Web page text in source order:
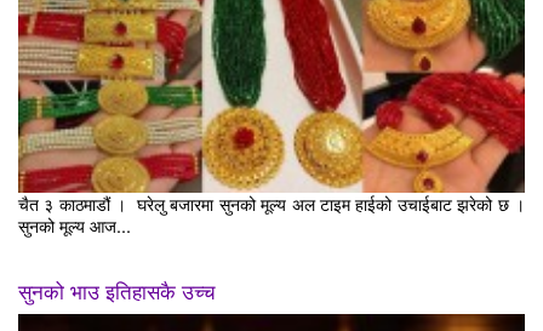
चैत ३ काठमाडौं । घरेलु बजारमा सुनको मूल्य अल टाइम हाईको उचाईबाट झरेको छ ।
सुनको मूल्य आज...
सुनको भाउ इतिहासकै उच्च